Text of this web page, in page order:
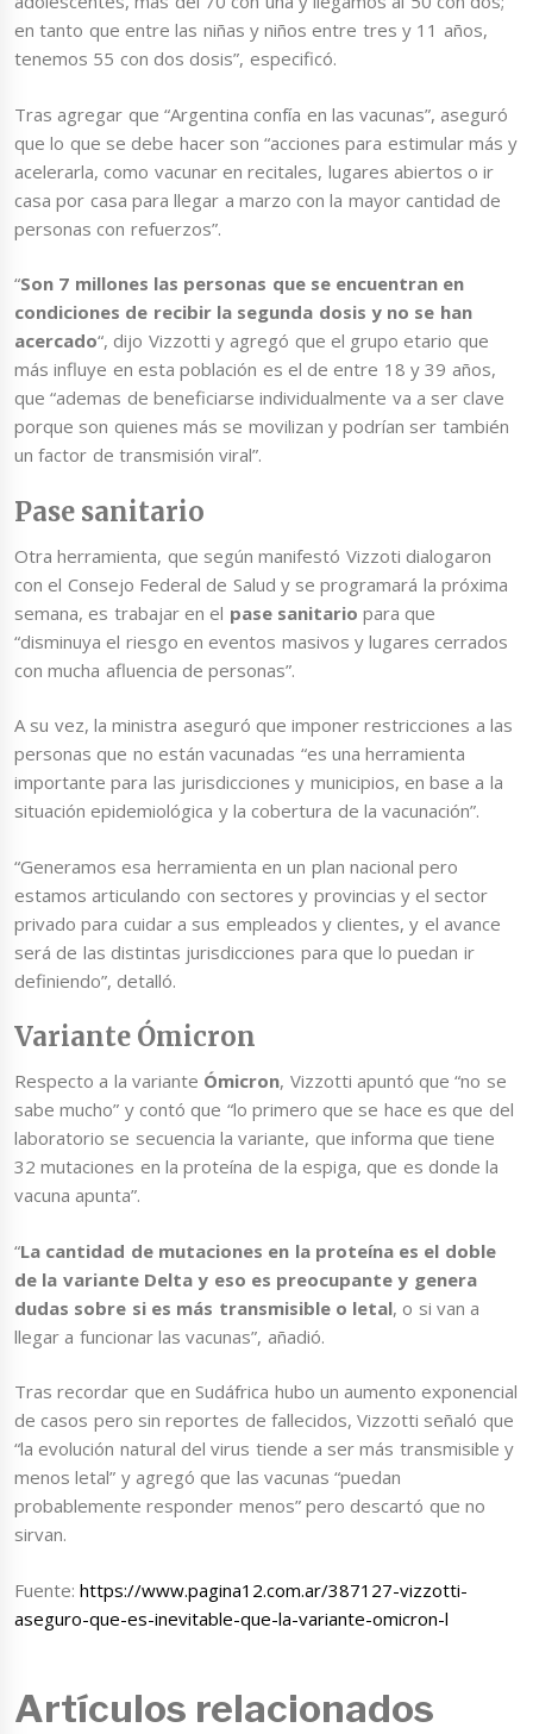
en tanto que entre las niñas y niños entre tres y 11 años,
tenemos 55 con dos dosis”, especificó.
Tras agregar que “Argentina confía en las vacunas”, aseguró
que lo que se debe hacer son “acciones para estimular más y
acelerarla, como vacunar en recitales, lugares abiertos o ir
casa por casa para llegar a marzo con la mayor cantidad de
personas con refuerzos”.
“Son 7 millones las personas que se encuentran en
condiciones de recibir la segunda dosis y no se han
acercado“, dijo Vizzotti y agregó que el grupo etario que
más influye en esta población es el de entre 18 y 39 años,
que “ademas de beneficiarse individualmente va a ser clave
porque son quienes más se movilizan y podrían ser también
un factor de transmisión viral”.
Pase sanitario
Otra herramienta, que según manifestó Vizzoti dialogaron
con el Consejo Federal de Salud y se programará la próxima
semana, es trabajar en el pase sanitario para que
“disminuya el riesgo en eventos masivos y lugares cerrados
con mucha afluencia de personas”.
A su vez, la ministra aseguró que imponer restricciones a las
personas que no están vacunadas “es una herramienta
importante para las jurisdicciones y municipios, en base a la
situación epidemiológica y la cobertura de la vacunación”.
“Generamos esa herramienta en un plan nacional pero
estamos articulando con sectores y provincias y el sector
privado para cuidar a sus empleados y clientes, y el avance
será de las distintas jurisdicciones para que lo puedan ir
definiendo”, detalló.
Variante Ómicron
Respecto a la variante Ómicron, Vizzotti apuntó que “no se
sabe mucho” y contó que “lo primero que se hace es que del
laboratorio se secuencia la variante, que informa que tiene
32 mutaciones en la proteína de la espiga, que es donde la
vacuna apunta”.
“La cantidad de mutaciones en la proteína es el doble
de la variante Delta y eso es preocupante y genera
dudas sobre si es más transmisible o letal, o si van a
llegar a funcionar las vacunas”, añadió.
Tras recordar que en Sudáfrica hubo un aumento exponencial
de casos pero sin reportes de fallecidos, Vizzotti señaló que
“la evolución natural del virus tiende a ser más transmisible y
menos letal” y agregó que las vacunas “puedan
probablemente responder menos” pero descartó que no
sirvan.
Fuente:https://www.pagina12.com.ar/387127-vizzotti-
aseguro-que-es-inevitable-que-la-variante-omicron-l
Artículos relacionados